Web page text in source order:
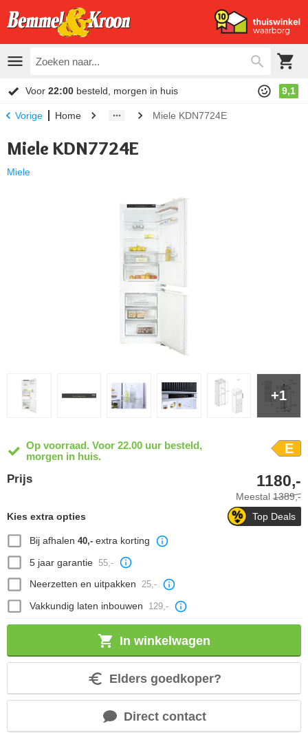
Voor 22:00 besteld, morgen in huis 9,1
Vorige Home Miele KDN7724E
Miele KDN7724E
Miele
+1
Op voorraad. Voor 22.00 uur besteld,
morgen in huis.
E
Prijs
Meestal 1389,-
1180,-
Top Deals
Kies extra opties
Bij afhalen 40,-extra korting
5 jaar garantie 55,-
Neerzetten en uitpakken 25,-
Vakkundig laten inbouwen 129,-
In winkelwagen
Elders goedkoper?
Direct contact